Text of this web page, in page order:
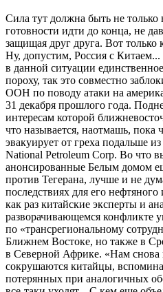
Сила тут должна быть не только
готовности идти до конца, не
защищая друг друга. Вот только
Ну, допустим, Россия с
в данной ситуации
пороху, так это совместно
ООН по поводу атаки на
31 декабря прошлого года.
интересам которой
что называется, наотмашь, пока
эвакуирует от греха подальше
National Petroleum Corp. Во что
анонсированные Белым домом
против Тегерана, лучше и не
последствиях для его
как раз китайские эксперты и
разворачивающемся конфликте
по «трансрегиональному
Ближнем Востоке, но также в
в Северной Африке. «Нам снова
сокрушаются китайцы,
потерянных при аналогичных